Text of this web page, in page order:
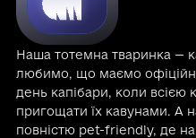
Наша тотемна тваринка —
любимо, що маємо
день капібари, коли
пригощати їх кавунами. А
повністю pet-friendly, де